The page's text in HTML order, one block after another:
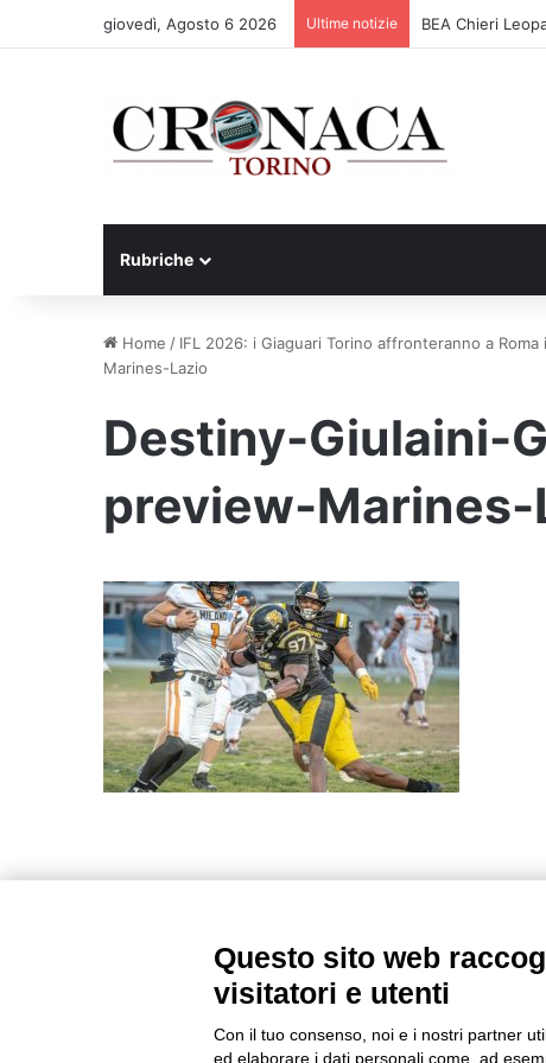
giovedì, Agosto 6 2026 Ultime notizie BEA Chieri
Rubriche
Home / IFL 2026: i Giaguari Torino affronteranno a Roma
Marines-Lazio
Destiny-Giulaini-
preview-Marines-
Questo sito web
visitatori e utenti
Con il tuo consenso, noi e i nostri partner
ed elaborare i dati personali come, ad